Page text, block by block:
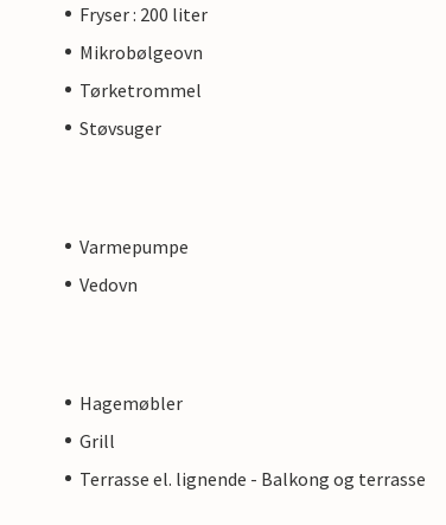
Fryser : 200 liter
Mikrobølgeovn
Tørketrommel
Støvsuger
Varmepumpe
Vedovn
Hagemøbler
Grill
Terrasse el. lignende - Balkong og terrasse